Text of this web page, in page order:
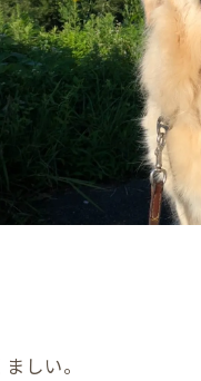
しい。